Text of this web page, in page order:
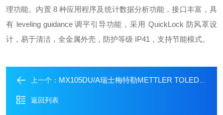
理功能。内置 8 种应用程序及统计数据分析功能，接口丰富，具
有 leveling guidance 调平引导功能，采用 QuickLock 防风罩设
计，易于清洁，全金属外壳，防护等级 IP41，支持节能模式。
上一个： MX105DU/A瑞士梅特勒METTLER TOLEDO分析天平
返回列表